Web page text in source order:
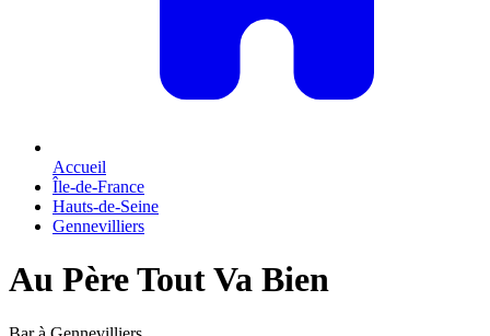
Accueil
Île-de-France
Hauts-de-Seine
Gennevilliers
Au Père Tout Va Bien